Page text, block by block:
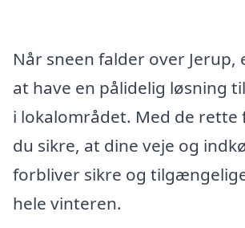
Når sneen falder over
at have en pålidelig løsning
i lokalområdet. Med de rette
du sikre, at dine veje og
forbliver sikre og
hele vinteren.